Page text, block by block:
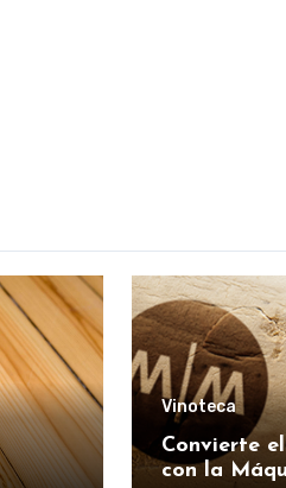
Vinoteca
Convierte
con la